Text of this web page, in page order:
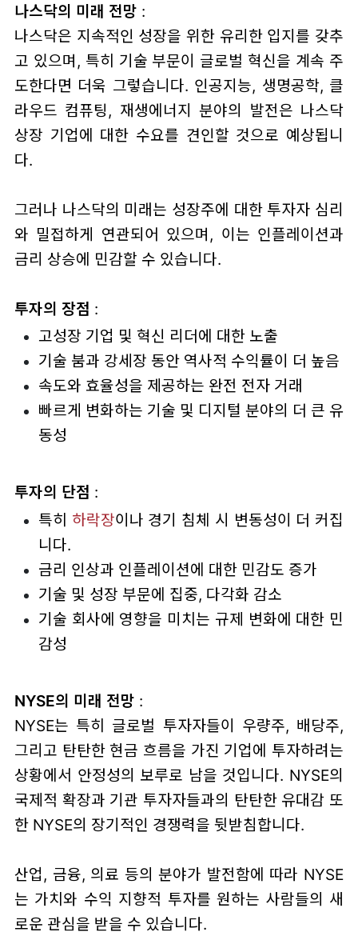
나스닥의 미래 전망 :
나스닥은 지속적인 성장을 위한 유리한 입지를 갖추
고 있으며, 특히 기술 부문이 글로벌 혁신을 계속 주
도한다면 더욱 그렇습니다. 인공지능, 생명공학, 클
라우드 컴퓨팅, 재생에너지 분야의 발전은 나스닥
상장 기업에 대한 수요를 견인할 것으로 예상됩니
다.
그러나 나스닥의 미래는 성장주에 대한 투자자 심리
와 밀접하게 연관되어 있으며, 이는 인플레이션과
금리 상승에 민감할 수 있습니다.
투자의 장점 :
고성장 기업 및 혁신 리더에 대한 노출
기술 붐과 강세장 동안 역사적 수익률이 더 높음
속도와 효율성을 제공하는 완전 전자 거래
빠르게 변화하는 기술 및 디지털 분야의 더 큰 유
동성
투자의 단점 :
특히 하락장이나 경기 침체 시 변동성이 더 커집
니다.
금리 인상과 인플레이션에 대한 민감도 증가
기술 및 성장 부문에 집중, 다각화 감소
기술 회사에 영향을 미치는 규제 변화에 대한 민
감성
NYSE의 미래 전망 :
NYSE는 특히 글로벌 투자자들이 우량주, 배당주,
그리고 탄탄한 현금 흐름을 가진 기업에 투자하려는
상황에서 안정성의 보루로 남을 것입니다. NYSE의
국제적 확장과 기관 투자자들과의 탄탄한 유대감 또
한 NYSE의 장기적인 경쟁력을 뒷받침합니다.
산업, 금융, 의료 등의 분야가 발전함에 따라 NYSE
는 가치와 수익 지향적 투자를 원하는 사람들의 새
로운 관심을 받을 수 있습니다.